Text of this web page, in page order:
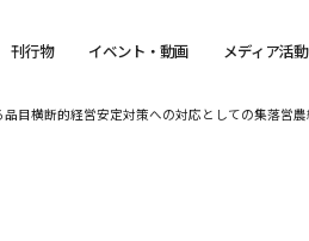
刊行物 イベント・動画 メディア活動
目横断的経営安定対策への対応としての集落営